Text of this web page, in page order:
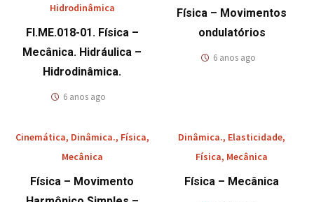
Hidrodinâmica
FI.ME.018-01. Física –
Mecânica. Hidráulica –
Hidrodinâmica.
6 anos ago
Física – Movimentos
ondulatórios
6 anos ago
Cinemática, Dinâmica., Física,
Mecânica
Física – Movimento
Dinâmica., Elasticidade,
Física, Mecânica
Física – Mecânica